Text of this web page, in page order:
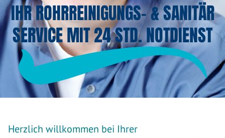
IHR ROHRREINIGUNGS- & SANITÄR
SERVICE MIT 24 STD. NOTDIENST
Herzlich willkommen bei Ihrer